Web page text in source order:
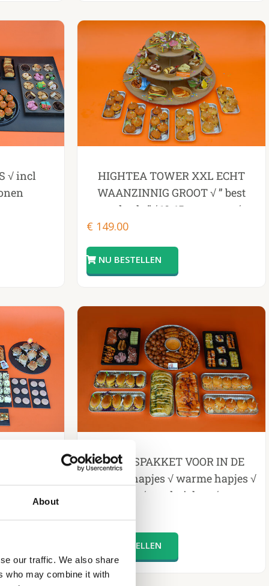
About
our traffic. We also share
who may combine it with
√ incl
HIGHTEA TOWER XXL ECHT
WAANZINNIG GROOT √ ” best
verkocht”√ 10-15 personen√
€ 149.00
HAPJESPAKKET VOOR IN DE
OVEN ! √ hapjes √ warme hapjes √
burgertjes √ sandwiches √ tomaat